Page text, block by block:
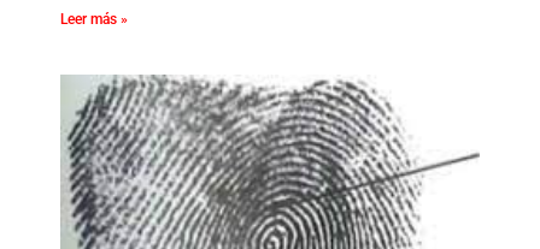
Leer más »